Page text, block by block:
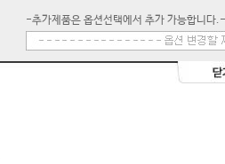
-추가제품은 옵션선택에서 추가 가능합니다.-